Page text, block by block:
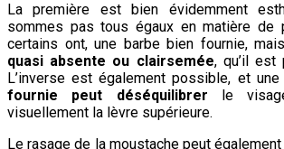
La première est bien évidemment
sommes pas tous égaux en matière de
certains ont, une barbe bien fournie,
quasi absente ou clairsemée, qu’il est
L’inverse est également possible, et une
fournie peut déséquilibrer le
visuellement la lèvre supérieure.
Le rasage de la moustache peut